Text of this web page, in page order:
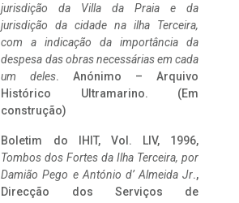
jurisdição da Villa da Praia e da
jurisdição da cidade na ilha Terceira,
com a indicação da importância da
despesa das obras necessárias em cada
um deles. Anónimo – Arquivo
Histórico Ultramarino. (Em
construção)
Boletim do IHIT, Vol. LIV, 1996,
Tombos dos Fortes da Ilha Terceira, por
Damião Pego e António d’ Almeida Jr.,
Direcção dos Serviços de